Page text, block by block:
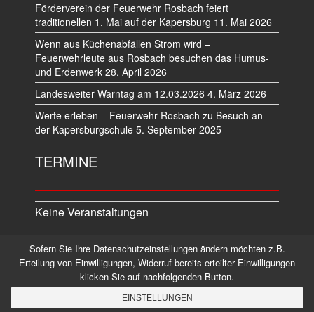
Förderverein der Feuerwehr Rosbach feiert
traditionellen 1. Mai auf der Kapersburg 11. Mai 2026
Wenn aus Küchenabfällen Strom wird –
Feuerwehrleute aus Rosbach besuchen das Humus-
und Erdenwerk 28. April 2026
Landesweiter Warntag am 12.03.2026 4. März 2026
Werte erleben – Feuerwehr Rosbach zu Besuch an
der Kapersburgschule 5. September 2025
TERMINE
Keine Veranstaltungen
Datenschutz Impressum
©2026 Alle Rechte vorbehalten.
Sofern Sie Ihre Datenschutzeinstellungen ändern möchten z.B.
Erteilung von Einwilligungen, Widerruf bereits erteilter Einwilligungen
klicken Sie auf nachfolgenden Button.
EINSTELLUNGEN